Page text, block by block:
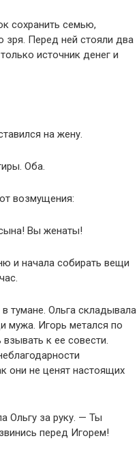
сохранить семью,
зря. Перед ней стояли два
источник денег и
на жену.
Оба.
возмущения:
Вы женаты!
и начала собирать вещи
тумане. Ольга складывала
мужа. Игорь метался по
взывать к ее совести.
они не ценят настоящих
Ольгу за руку. — Ты
перед Игорем!